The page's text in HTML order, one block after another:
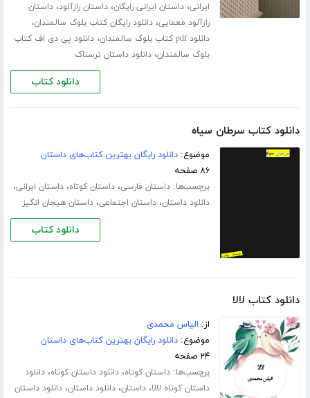
ایرانی،داستان ایرانی رایگان،داستان رازآلود،داستان
رازآلود معمایی،دانلود رایگان کتاب بلوک سالمندان،
دانلود pdf کتاب بلوک سالمندان ،دانلود پی دی اف کتاب
بلوک سالمندان،دانلود داستان ترسناک
دانلود کتاب
دانلود کتاب سرطان سیاه
موضوع:دانلود رایگان بهترین کتاب‌های داستان
۸۶ صفحه
برچسب‌ها:داستان فارسی،داستان کوتاه،داستان ایرانی،
دانلود داستان،داستان اجتماعی،داستان هیجان انگیز
دانلود کتاب
دانلود کتاب لالا
از: الیاس محمدی
موضوع:دانلود رایگان بهترین کتاب‌های داستان
۲۴ صفحه
برچسب‌ها:داستان کوتاه،دانلود داستان کوتاه،دانلود
داستان کوتاه لالا،داستان،دانلود داستان،دانلود داستان